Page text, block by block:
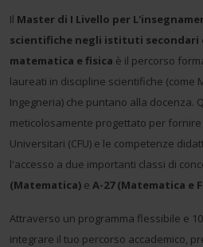
Il Master di I Livello per
scientifiche negli istituti secondari
matematica e fisica è il percorso
laureati in discipline scientifiche (come
Ingegneria) che puntano alla docenza.
meticolosamente progettato per fornire
Universitari (CFU) e le competenze
l'accesso a due importanti classi di
(Matematica) e A-27 (Matematica e
Attraverso un programma flessibile e
integrare il tuo percorso accademico,